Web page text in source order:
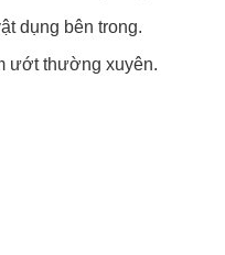
dụng bên trong.
ướt thường xuyên.